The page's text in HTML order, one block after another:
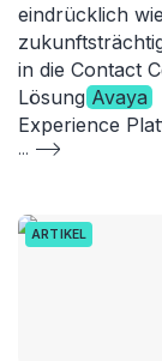
eindrücklich
in die Contact
Lösung Avaya
Experience
...
ARTIKEL